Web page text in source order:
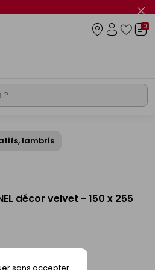
le
info
0
lambris
décor velvet - 150 x 255